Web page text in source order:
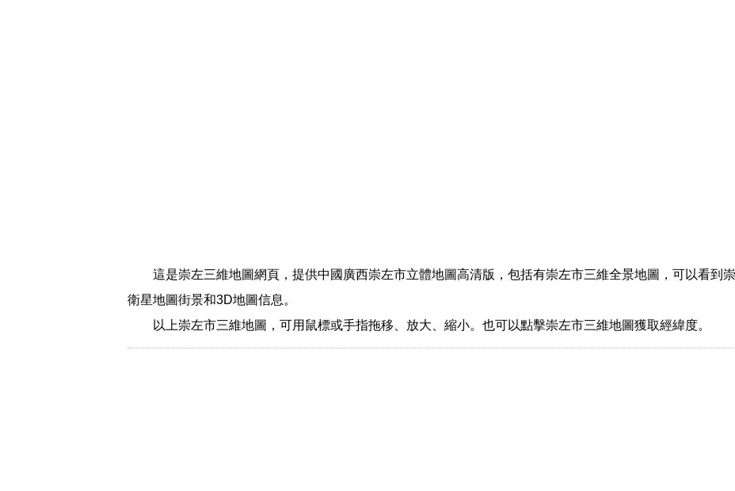
這是崇左三維地圖網頁，提供中國廣西崇左市立體地圖高清版，包括有崇左市三維全景地圖，可以看到
衛星地圖街景和3D地圖信息。
以上崇左市三維地圖，可用鼠標或手指拖移、放大、縮小。也可以點擊崇左市三維地圖獲取經緯度。